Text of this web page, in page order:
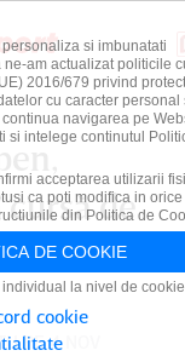
de
PE 4 NOV
si imbunatati
am actualizat politicile
2016/679 privind
cu caracter personal
navigarea pe
si intelege continutul
acceptarea utilizarii
ca poti modifica in orice
din Politica de
DE COOKIE
la nivel de
cookie